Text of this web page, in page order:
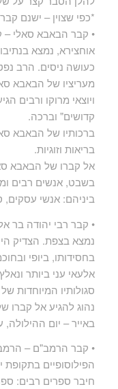
*כפי שצוין – ישנם
• קבר הבאבא סאלי
אוחצירא, נמצא
כעושה ניסים. הרב נפטר
מעריציו של הבאבא
ויוצאי מרוקו ורבים
קדושים" וברכה.
ברכותיו של הבאבא
בריאות וזוגיות.
אל קברו של הבאבא
בשבט, אנשים רבים
ביניהם: אנשי עסקים,
• קבר רבי יהודה בר
נמצא בצפת. הצדיק
בחסידותו, ביופי
אלעאי עני ביותר
סגולותיו המיוחדות
נהוג להגיע אל קברו
באייר – יום
• קבר הרמב"ם –
הפילוסופיים בתקופת
חיבר ספרים רבים: